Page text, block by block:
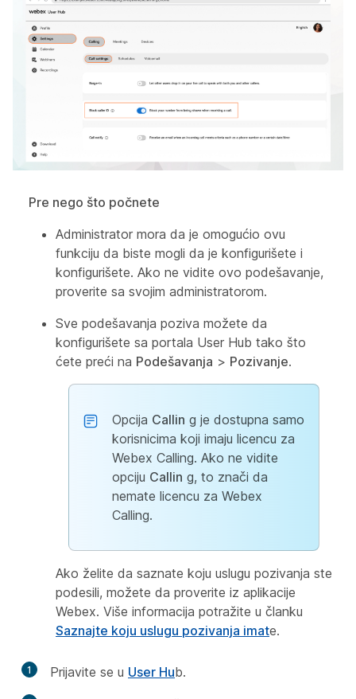
Pre nego što počnete
Administrator mora da je omogućio ovu
funkciju da biste mogli da je konfigurišete i
konfigurišete. Ako ne vidite ovo podešavanje,
proverite sa svojim administratorom.
Sve podešavanja poziva možete da
konfigurišete sa portala User Hub tako što
ćete preći na Podešavanja > Pozivanje.
Opcija Callin g je dostupna samo
korisnicima koji imaju licencu za
Webex Calling. Ako ne vidite
opciju Callin g, to znači da
nemate licencu za Webex
Calling.
Ako želite da saznate koju uslugu pozivanja ste
podesili, možete da proverite iz aplikacije
Webex. Više informacija potražite u članku
Saznajte koju uslugu pozivanja imate.
1 Prijavite se u User Hub.